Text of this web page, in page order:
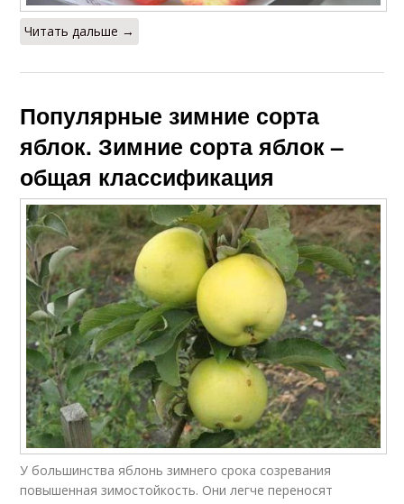
Читать дальше →
Популярные зимние сорта
яблок. Зимние сорта яблок –
общая классификация
У большинства яблонь зимнего срока созревания
повышенная зимостойкость. Они легче переносят